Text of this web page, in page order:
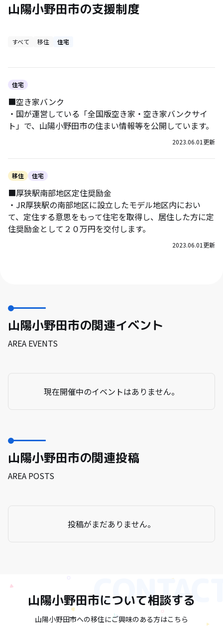
山陽小野田市の支援制度
すべて 移住 住宅
住宅
■空き家バンク
・国が運営している「全国版空き家・空き家バンクサイ
ト」で、山陽小野田市の住まい情報等を公開しています。
2023.06.01 更新
移住 住宅
■厚狭駅南部地区定住奨励金
・JR厚狭駅の南部地区に設立したモデル地区内におい
て、定住する意思をもって住宅を取得し、居住した方に定
住奨励金として２０万円を交付します。
2023.06.01 更新
山陽小野田市の関連イベント
AREA EVENTS
現在開催中のイベントはありません。
山陽小野田市の関連投稿
AREA POSTS
投稿がまだありません。
山陽小野田市について相談する
山陽小野田市への移住にご興味のある方はこちら